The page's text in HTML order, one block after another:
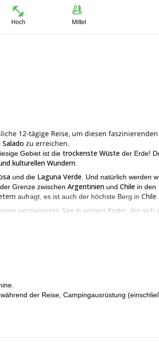
Hoch Mittel
12-tägige Reise, um diesen
zu erreichen.
Gebiet ist die trockenste Wüste der Erde!
kulturellen Wundern
und die Laguna Verde . Und natürlich werden
Grenze zwischen Argentinien und Chile in den
aufragt, es ist auch der höchste Berg in Chile
permanenten See in seinem Krater, der sich
und unterhaltsame Expedition haben.
Sie nicht und beantragen Sie die Buchung
Wüste zu führen.
Salado, San Pedro de Atacama
der Reise, Campingausrüstung